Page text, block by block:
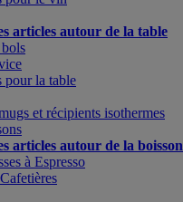
articles autour de la table
pour la table
et récipients isothermes
articles autour de la boisson
à Espresso